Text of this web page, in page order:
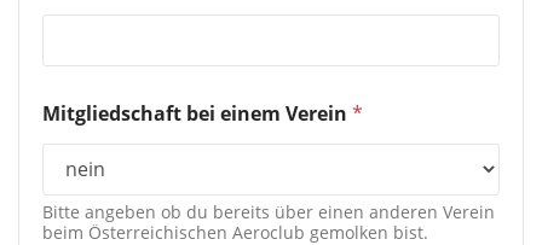
Mitgliedschaft bei einem Verein *
Bitte angeben ob du bereits über einen anderen Verein
beim Österreichischen Aeroclub gemolken bist.